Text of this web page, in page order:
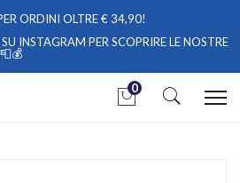
ORDINI OLTRE € 34,90!
SU INSTAGRAM PER SCOPRIRE LE NOSTRE
0